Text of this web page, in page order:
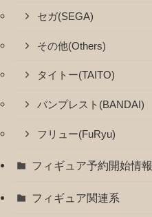
セガ(SEGA)
その他(Others)
タイトー(TAITO)
バンプレスト(BANDAI)
フリュー(FuRyu)
フィギュア予約開始情報
フィギュア関連系